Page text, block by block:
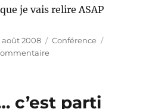
je vais relire ASAP
août 2008 Catégories
Conférence
sur
c’est parti